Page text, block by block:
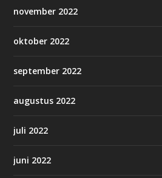
november 2022
oktober 2022
september 2022
augustus 2022
juli 2022
juni 2022